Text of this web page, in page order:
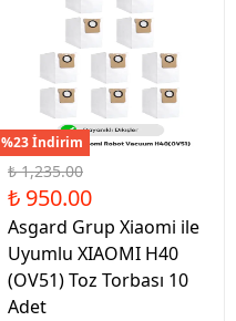
%23 İndirim
₺ 1,235.00
₺ 950.00
Asgard Grup Xiaomi ile
Uyumlu XIAOMI H40
(OV51) Toz Torbası 10
Adet